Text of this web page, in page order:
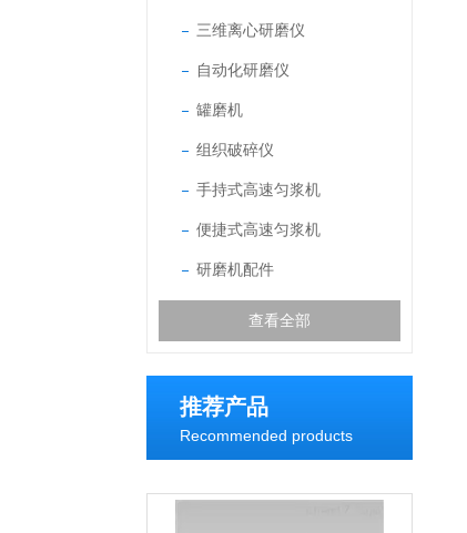
三维离心研磨仪
自动化研磨仪
罐磨机
组织破碎仪
手持式高速匀浆机
便捷式高速匀浆机
研磨机配件
查看全部
推荐产品
Recommended products